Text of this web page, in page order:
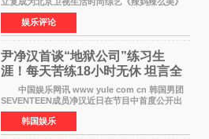
的特别赞助商,明星辣妈袁咏仪倾情参与，向广大
都市女性传递健康生活新主张，寄语当代女性在
家庭与自我之间
娱乐评论
尹净汉首谈“地狱公司”练习生
涯！每天苦练18小时无休 坦言全
靠成员撑过来
中国娱乐网讯 www yule com cn 韩国男团
SEVENTEEN成员净汉近日在节目中首度公开出
道前的残酷练习生经历，并提及经纪公司Pledis
娱乐，引发广泛关注。 在8月2日播出的日本
TBS综艺节目《周
韩国娱乐